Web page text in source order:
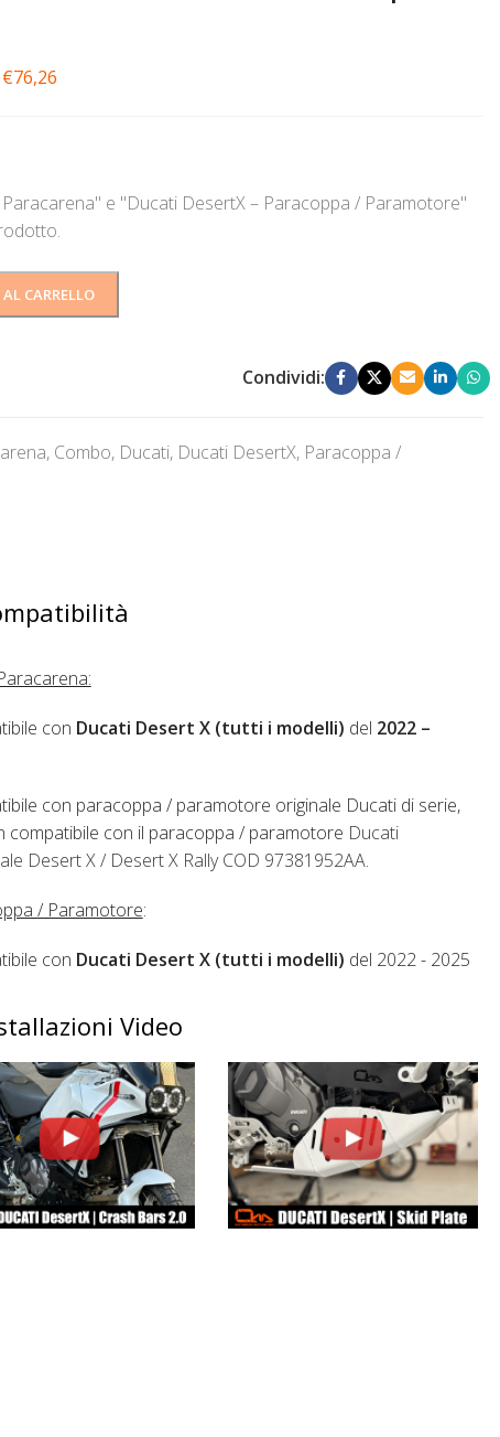
€76,26
e "Ducati DesertX – Paracoppa / Paramotore"
CARRELLO
Condividi:
, Combo, Ducati, Ducati DesertX, Paracoppa /
con Ducati Desert X (tutti i modelli) del 2022 –
con paracoppa / paramotore originale Ducati di serie,
compatibile con il paracoppa / paramotore Ducati
Desert X / Desert X Rally COD 97381952AA.
/ Paramotore:
con Ducati Desert X (tutti i modelli) del 2022 - 2025
Video